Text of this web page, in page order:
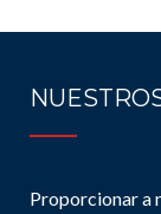
Proporcionar a